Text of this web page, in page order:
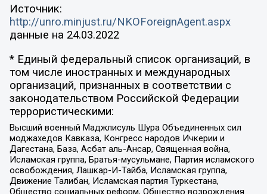
Источник:
http://unro.minjust.ru/NKOForeignAgent.aspx
данные на 24.03.2022
* Единый федеральный список организаций, в
том числе иностранных и международных
организаций, признанных в соответствии с
законодательством Российской Федерации
террористическими:
Высший военный Маджлисуль Шура Объединенных сил
моджахедов Кавказа, Конгресс народов Ичкерии и
Дагестана, База, Асбат аль-Ансар, Священная война,
Исламская группа, Братья-мусульмане, Партия исламского
освобождения, Лашкар-И-Тайба, Исламская группа,
Движение Талибан, Исламская партия Туркестана,
Общество социальных реформ, Общество возрождения